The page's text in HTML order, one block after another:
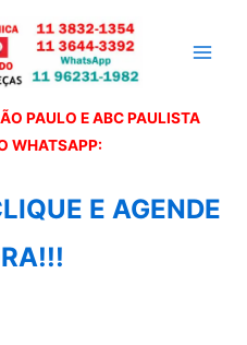
PAULO E ABC PAULISTA
WHATSAPP:
E AGENDE